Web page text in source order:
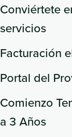
Conviértete
servicios
Facturación
Portal del
Comienzo
a 3 Años